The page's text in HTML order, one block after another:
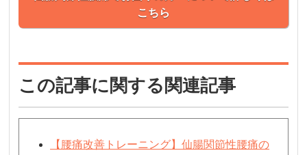
こちら
この記事に関する関連記事
【腰痛改善トレーニング】仙腸関節性腰痛の